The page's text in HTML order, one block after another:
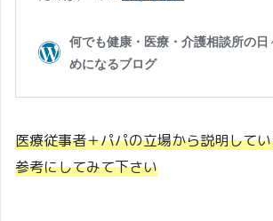
医療従事者＋パパの立場から説明して
参考にしてみて下さい